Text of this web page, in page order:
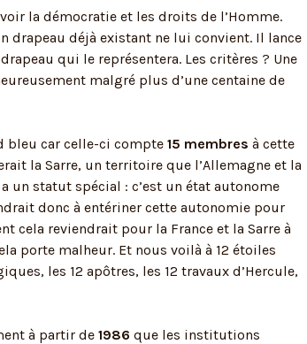
la démocratie et les droits de l’Homme.
drapeau déjà existant ne lui convient. Il lance
qui le représentera. Les critères ? Une
malgré plus d’une centaine de
bleu car celle-ci compte 15 membres à cette
la Sarre, un territoire que l’Allemagne et la
un statut spécial : c’est un état autonome
donc à entériner cette autonomie pour
cela reviendrait pour la France et la Sarre à
porte malheur. Et nous voilà à 12 étoiles
les 12 apôtres, les 12 travaux d’Hercule,
à partir de 1986 que les institutions